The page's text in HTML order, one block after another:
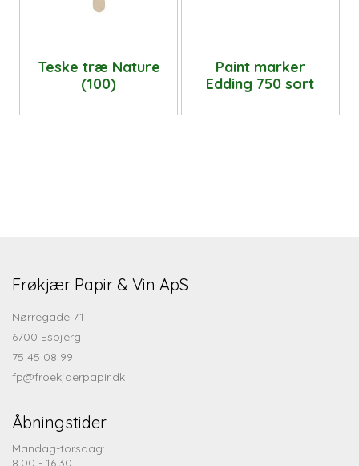
Teske træ Nature
(100)
Paint marker
Edding 750 sort
Frøkjær Papir & Vin ApS
Nørregade 71
6700 Esbjerg
75 45 08 99
fp@froekjaerpapir.dk
Åbningstider
Mandag-torsdag:
8.00 - 16.30